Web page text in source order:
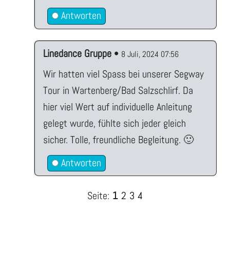
Antworten
Linedance Gruppe• 8 Juli, 2024 07:56
Wir hatten viel Spass bei unserer Segway
Tour in Wartenberg/Bad Salzschlirf. Da
hier viel Wert auf individuelle Anleitung
gelegt wurde, fühlte sich jeder gleich
sicher. Tolle, freundliche Begleitung. 🙂
Antworten
Seite: 1 2 3 4